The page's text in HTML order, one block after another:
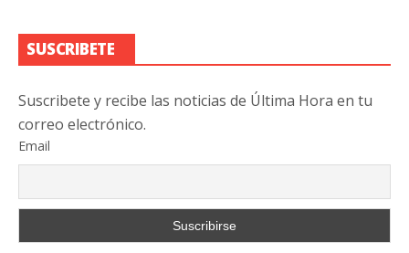
SUSCRIBETE
Suscribete y recibe las noticias de Última Hora en tu
correo electrónico.
Email